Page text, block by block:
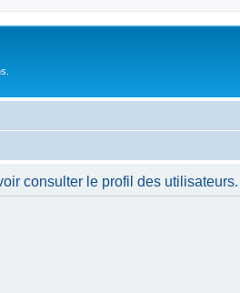
consulter le profil des utilisateurs.